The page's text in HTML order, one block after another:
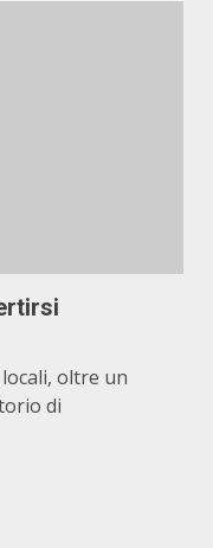
oltre un
di